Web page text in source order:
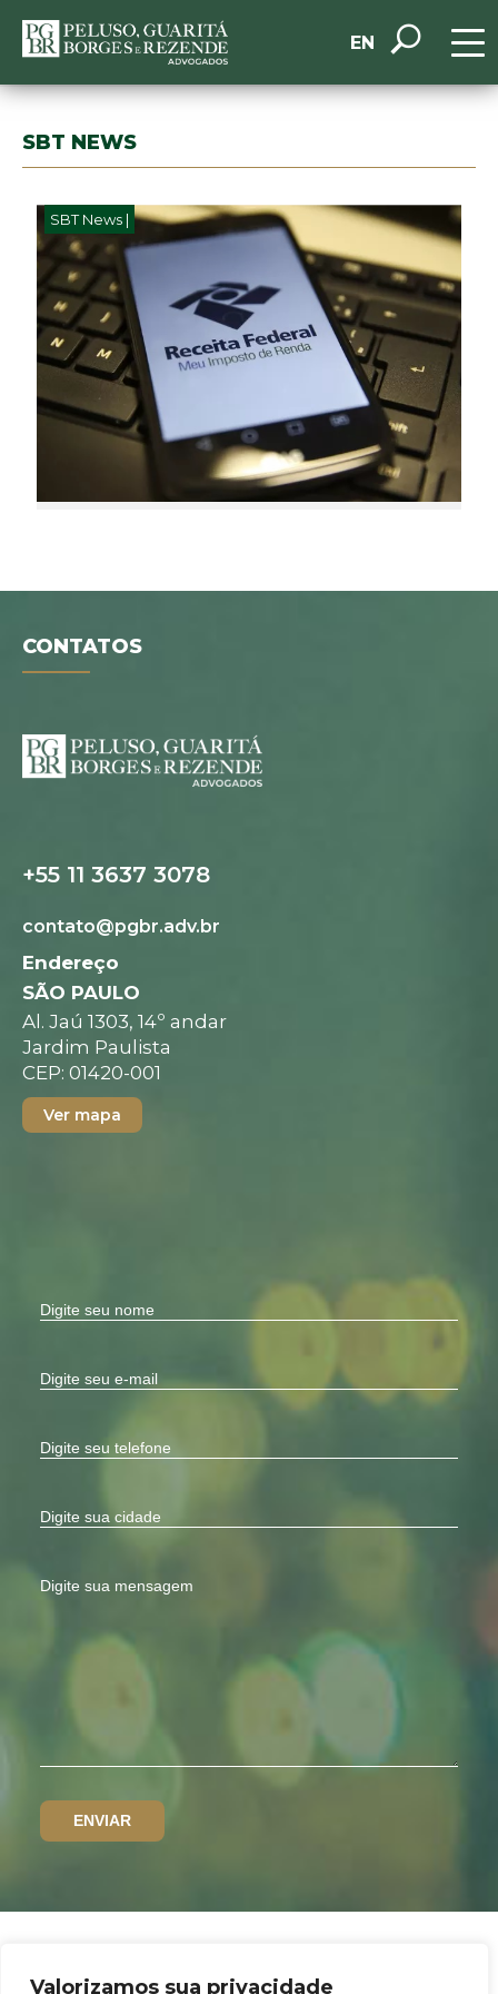
Valorizamos sua privacidade
EN
SBT NEWS
SBT News |
CONTATOS
+55 11 3637 3078
contato@pgbr.adv.br
Endereço
SÃO PAULO
Al. Jaú 1303, 14º andar
Jardim Paulista
CEP: 01420-001
Ver mapa